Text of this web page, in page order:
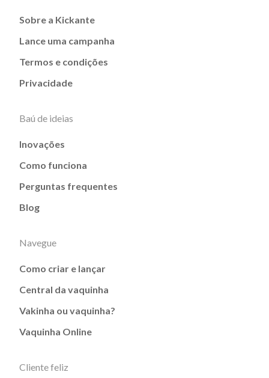
Sobre a Kickante
Lance uma campanha
Termos e condições
Privacidade
Baú de ideias
Inovações
Como funciona
Perguntas frequentes
Blog
Navegue
Como criar e lançar
Central da vaquinha
Vakinha ou vaquinha?
Vaquinha Online
Cliente feliz